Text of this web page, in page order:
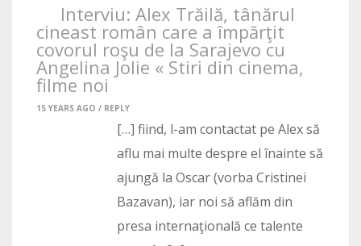
Interviu: Alex Trăilă, tânărul
cineast român care a împărţit
covorul roşu de la Sarajevo cu
Angelina Jolie « Stiri din cinema,
filme noi
15 YEARS AGO / REPLY
[…] fiind, l-am contactat pe Alex să
aflu mai multe despre el înainte să
ajungă la Oscar (vorba Cristinei
Bazavan), iar noi să aflăm din
presa internaţională ce talente